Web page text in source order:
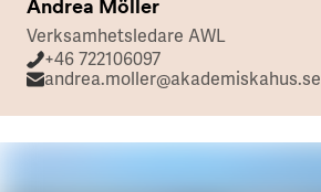
Andrea Möller
Verksamhetsledare AWL
+46 722106097
andrea.moller@akademiskahus.se